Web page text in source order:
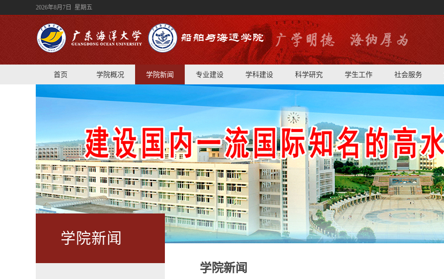
2026年8月7日 星期五
首页 学院概况 学院新闻 专业建设 学科建设 科学研究 学生工作 社会服务
学院新闻
学院新闻